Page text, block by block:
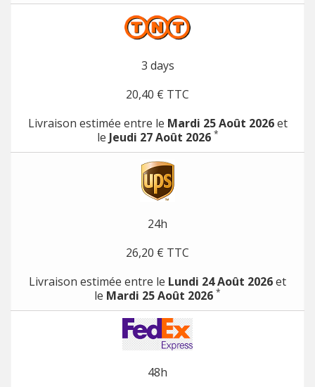
3 days
20,40 € TTC
Livraison estimée entre le Mardi 25 Août 2026et
le Jeudi 27 Août 2026 *
24h
26,20 € TTC
Livraison estimée entre le Lundi 24 Août 2026et
le Mardi 25 Août 2026 *
48h